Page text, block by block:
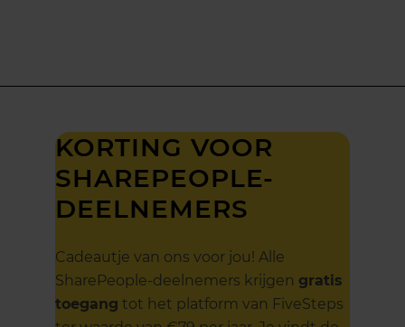
KORTING VOOR
SHAREPEOPLE-
DEELNEMERS
Cadeautje van ons voor jou! Alle
SharePeople-deelnemers krijgen gratis
toegang tot het platform van FiveSteps